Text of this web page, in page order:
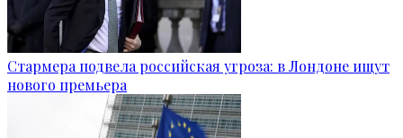
Стармера подвела российская угроза: в Лондоне ищут
нового премьера